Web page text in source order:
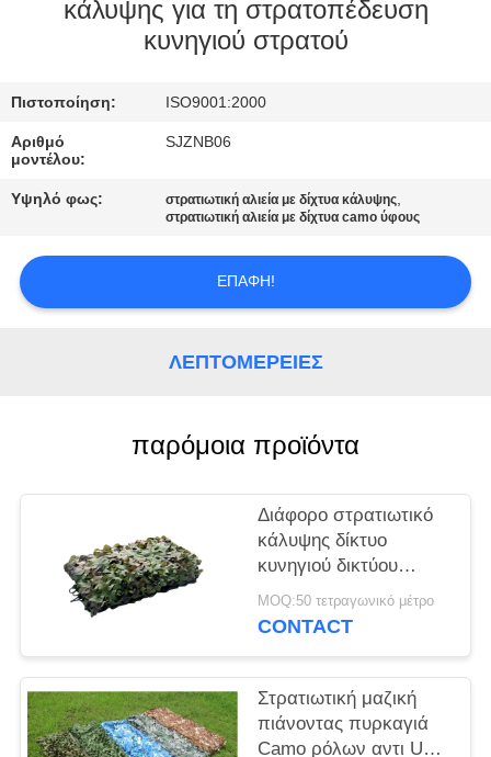
ΈΛΕΓΧΟΣ
ΕΛΆΤΕ
ΣΕ
ΕΠΑΦΉ
SITEMAP
κάλυψης για τη στρατοπέδευση
κυνηγιού στρατού
Πιστοποίηση: ISO9001:2000
Αριθμό
μοντέλου:
SJZNB06
Υψηλό φως: στρατιωτική αλιεία με δίχτυα κάλυψης,
στρατιωτική αλιεία με δίχτυα camo ύφους
ΕΠΑΦΉ!
ΛΕΠΤΟΜΈΡΕΙΕΣ
παρόμοια προϊόντα
Διάφορο στρατιωτικό
κάλυψης δίκτυο
κυνηγιού δικτύου
δικτύου αόρατο με το
υλικό πολυεστέρα
MOQ:50 τετραγωνικό μέτρο
CONTACT
Στρατιωτική μαζική
πιάνοντας πυρκαγιά
Camo ρόλων αντι UV